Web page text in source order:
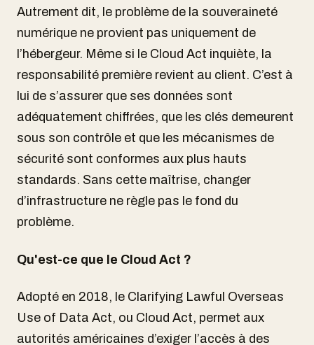
Autrement dit, le problème de la souveraineté
numérique ne provient pas uniquement de
l’hébergeur. Même si le Cloud Act inquiète, la
responsabilité première revient au client. C’est à
lui de s’assurer que ses données sont
adéquatement chiffrées, que les clés demeurent
sous son contrôle et que les mécanismes de
sécurité sont conformes aux plus hauts
standards. Sans cette maîtrise, changer
d’infrastructure ne règle pas le fond du
problème.
Qu'est-ce que le Cloud Act ?
Adopté en 2018, le Clarifying Lawful Overseas
Use of Data Act, ou Cloud Act, permet aux
autorités américaines d’exiger l’accès à des